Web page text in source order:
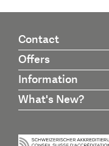
Contact
Offers
Information
What's New?